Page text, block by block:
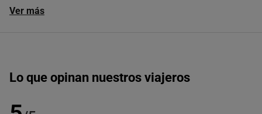
Ver más
Lo que opinan nuestros viajeros